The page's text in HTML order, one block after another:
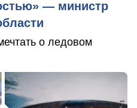
— министр
о ледовом